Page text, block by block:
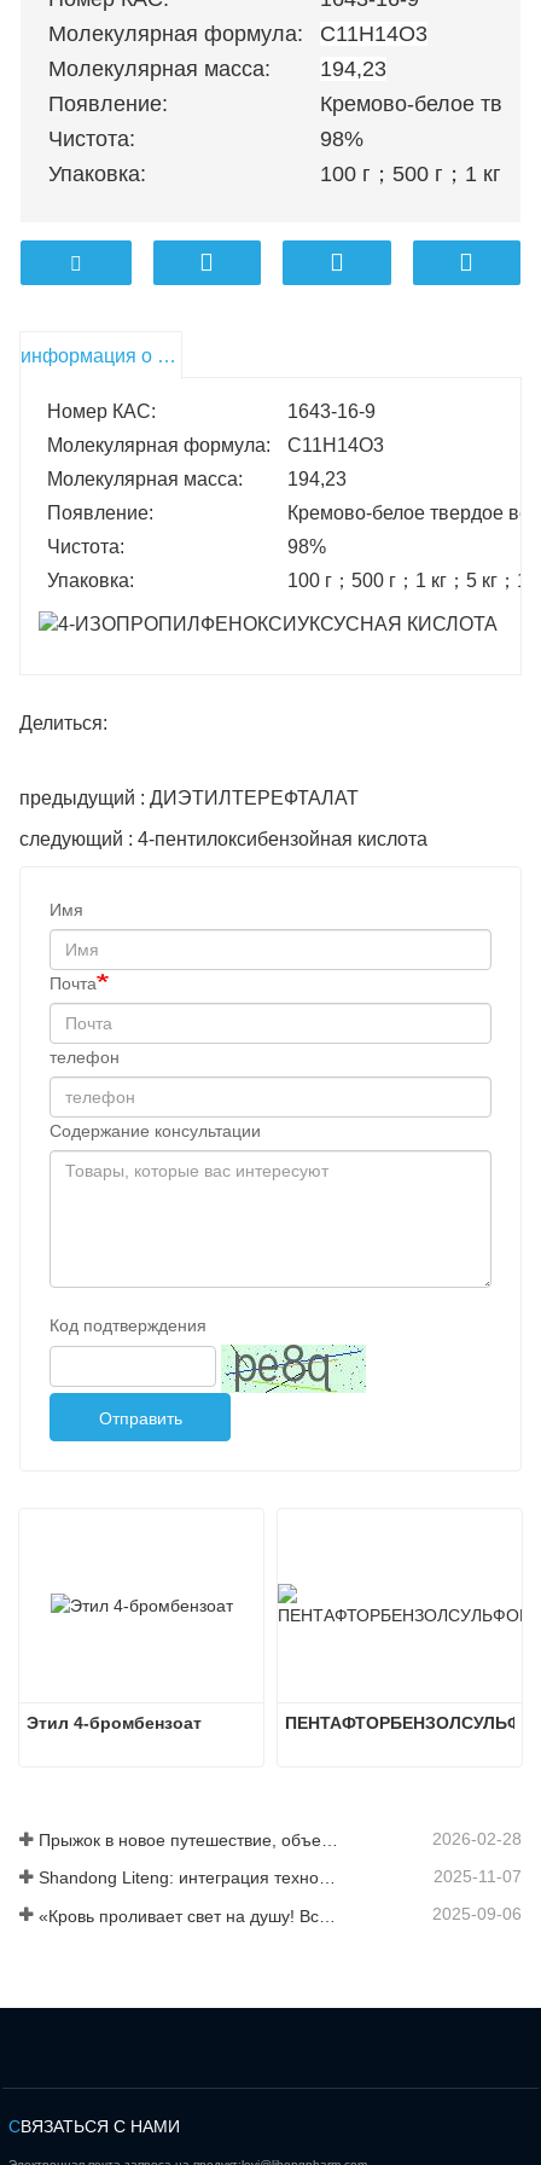
Молекулярная формула:
C11H14O3
Молекулярная масса:
194,23
Появление:
Кремово-белое
Чистота:
98%
Упаковка:
100 г ； 500 г ； 1 кг
информация о продукте
Номер КАС:
1643-16-9
Молекулярная формула:
C11H14O3
Молекулярная масса:
194,23
Появление:
Кремово-белое твердое
Чистота:
98%
Упаковка:
100 г ； 500 г ； 1 кг ； 5 кг ； 10
Делиться:
предыдущий : ДИЭТИЛТЕРЕФТАЛАТ
следующий : 4-пентилоксибензойная кислота
Имя
Почта
телефон
Содержание консультации
Код подтверждения
Отправить
Этил 4-бромбензоат
2026-02-28
Shandong Liteng: интеграция технологических услуг, индивидуальный синтез и масштабное производство для расширения глобальной торговой сети в сфере химической продукции 2025-11-07
2025-09-06
СВЯЗАТЬСЯ С НАМИ